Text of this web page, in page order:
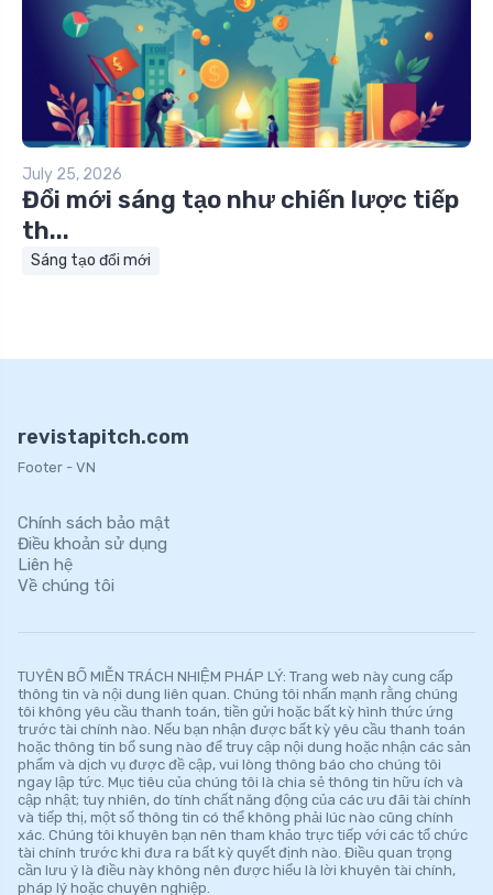
July 25, 2026
Đổi mới sáng tạo như chiến lược tiếp
th...
Sáng tạo đổi mới
revistapitch.com
Footer - VN
Chính sách bảo mật
Điều khoản sử dụng
Liên hệ
Về chúng tôi
TUYÊN BỐ MIỄN TRÁCH NHIỆM PHÁP LÝ: Trang web này cung cấp
thông tin và nội dung liên quan. Chúng tôi nhấn mạnh rằng chúng
tôi không yêu cầu thanh toán, tiền gửi hoặc bất kỳ hình thức ứng
trước tài chính nào. Nếu bạn nhận được bất kỳ yêu cầu thanh toán
hoặc thông tin bổ sung nào để truy cập nội dung hoặc nhận các sản
phẩm và dịch vụ được đề cập, vui lòng thông báo cho chúng tôi
ngay lập tức. Mục tiêu của chúng tôi là chia sẻ thông tin hữu ích và
cập nhật; tuy nhiên, do tính chất năng động của các ưu đãi tài chính
và tiếp thị, một số thông tin có thể không phải lúc nào cũng chính
xác. Chúng tôi khuyên bạn nên tham khảo trực tiếp với các tổ chức
tài chính trước khi đưa ra bất kỳ quyết định nào. Điều quan trọng
cần lưu ý là điều này không nên được hiểu là lời khuyên tài chính,
pháp lý hoặc chuyên nghiệp.